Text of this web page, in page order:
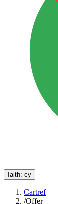
Iaith: cy
Cartref
/Offer